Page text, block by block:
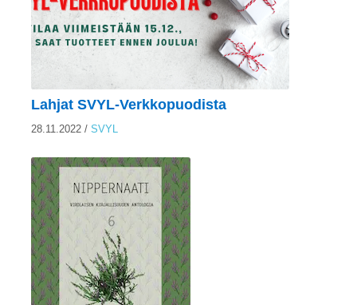
Lahjat SVYL-Verkkopuodista
28.11.2022/ SVYL